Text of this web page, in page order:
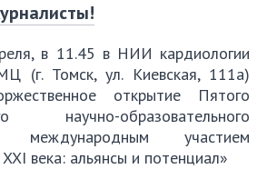
в 11.45 в НИИ кардиологии
(г. Томск, ул. Киевская, 111а)
открытие Пятого
научно-образовательного
участием
века: альянсы и потенциал»